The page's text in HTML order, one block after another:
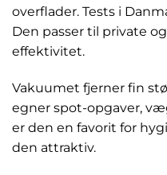
overflader. Tests i
Den passer til private
effektivitet.
Vakuumet fjerner fin
egner spot-opgaver,
er den en favorit for
den attraktiv.